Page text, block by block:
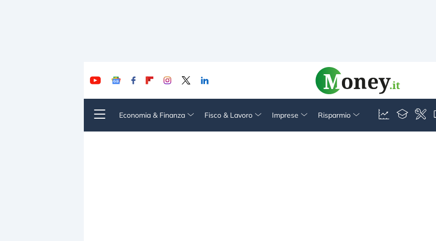
Economia & Finanza Fisco & Lavoro Imprese Risparmio